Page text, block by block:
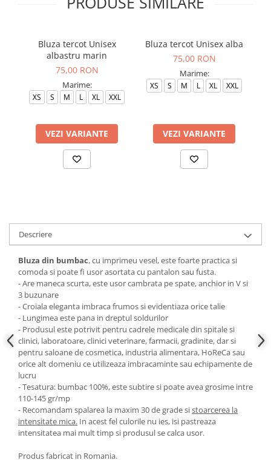
Bluza tercot Unisex
albastru marin
75,00 RON
Marime:
XS S M L XL XXL
VEZI VARIANTE
Bluza tercot Unisex alba
75,00 RON
Marime:
XS S M L XL XXL
VEZI VARIANTE
Descriere
Bluza din bumbac, cu imprimeu vesel, este foarte practica si
comoda si poate fi usor asortata cu pantalon sau fusta.
- Are maneca scurta, este usor cambrata pe spate, anchior in V si
3 buzunare
- Croiala eleganta imbraca frumos si evidentiaza orice talie
- Lungimea este pana in dreptul soldurilor
- Produsul este potrivit pentru cadrele medicale din spitale si
clinici, laboratoare, clinici veterinare, farmacii, gradinite, dar si
pentru saloane de cosmetica, industria alimentara, HoReCa sau
orice alt domeniu ce utilizeaza imbracaminte sau echipamente de
lucru
- Tesatura: bumbac 100%, este subtire si poate avea grosime intre
110-145 gr/mp
- Recomandam spalarea la maxim 30 de grade sistoarcerea la
intensitate mica. In acest fel culorile nu ies, isi pastreaza
intensitatea mai mult timp si produsul se calca usor.
Produs fabricat in Romania.